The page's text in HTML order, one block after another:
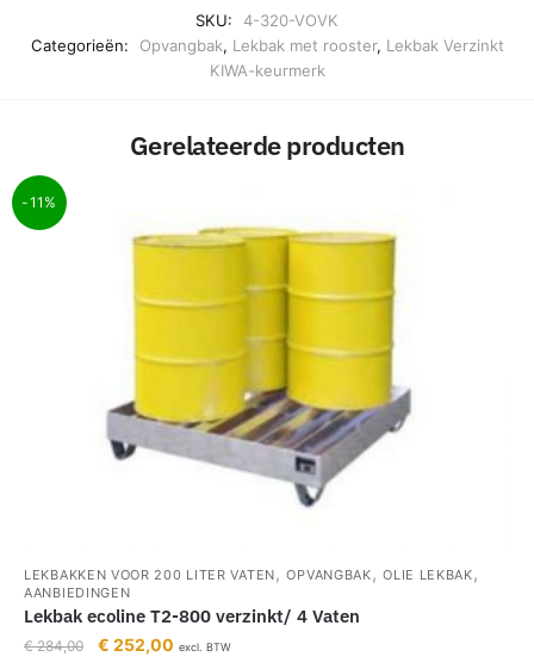
SKU:
4-320-VOVK
Categorieën:
Opvangbak, Lekbak met rooster, Lekbak Verzinkt
KIWA-keurmerk
Gerelateerde producten
-11%
LEKBAKKEN VOOR 200 LITER VATEN,OPVANGBAK,OLIE LEKBAK,
AANBIEDINGEN
Lekbak ecoline T2-800 verzinkt/ 4 Vaten
€284,00 € 252,00 excl. BTW